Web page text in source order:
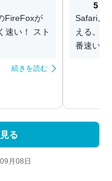
FireFoxが
速い！ スト
続きを読む
5
Safariよ
える。
番速いら
る
月08日